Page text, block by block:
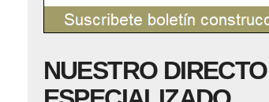
NUESTRO